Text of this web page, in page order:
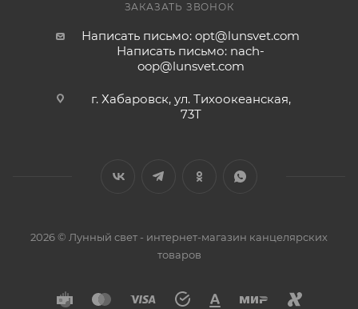
ЗАКАЗАТЬ ЗВОНОК
Написать письмо: opt@lunsvet.com
Написать письмо: nach-
oop@lunsvet.com
г. Хабаровск, ул. Тихоокеанская,
73Т
2026 © Лунный свет - интернет-магазин канцелярских
товаров